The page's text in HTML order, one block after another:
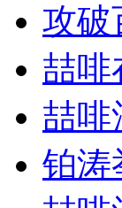
攻破
喆啡
喆啡
铂涛